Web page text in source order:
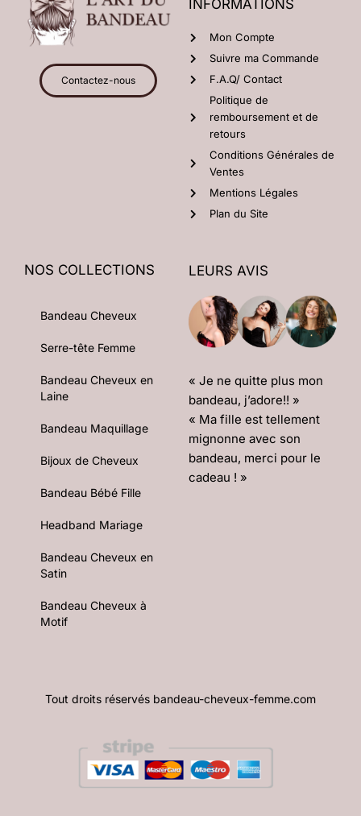
Contactez-nous
INFORMATIONS
Mon Compte
Suivre ma Commande
F.A.Q/ Contact
Politique de
remboursement et de
retours
Conditions Générales de
Ventes
Mentions Légales
Plan du Site
NOS COLLECTIONS
Bandeau Cheveux
Serre-tête Femme
Bandeau Cheveux en
Laine
Bandeau Maquillage
Bijoux de Cheveux
Bandeau Bébé Fille
Headband Mariage
Bandeau Cheveux en
Satin
Bandeau Cheveux à
Motif
LEURS AVIS
« Je ne quitte plus mon
bandeau, j’adore!! »
« Ma fille est tellement
mignonne avec son
bandeau, merci pour le
cadeau ! »
Tout droits réservés bandeau-cheveux-femme.com